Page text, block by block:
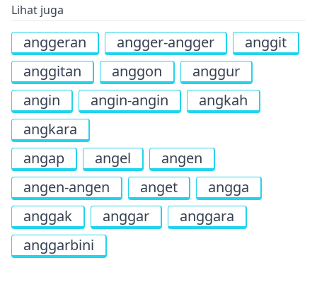
Lihat juga
anggeran angger-angger
anggit
anggitan
anggon
anggur
angin
angin-angin
angkah
angkara
angap
angel
angen
angen-angen
anget
angga
anggak
anggar
anggara
anggarbini